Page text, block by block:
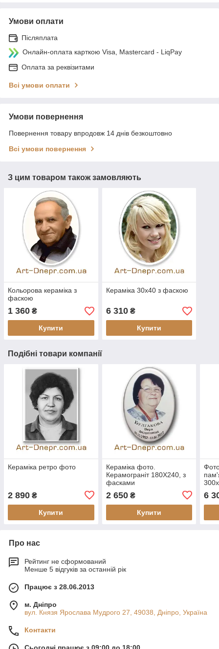
Умови оплати
Післяплата
Онлайн-оплата карткою Visa, Mastercard - LiqPay
Оплата за реквізитами
Всі умови оплати
Умови повернення
Повернення товару впродовж 14 днів безкоштовно
Всі умови повернення
З цим товаром також замовляють
Кольорова кераміка з
фаскою
1 360 ₴
Купити
Кераміка 30х40 з фаскою
6 310₴
Купити
Подібні товари компанії
Кераміка ретро фото
2 890 ₴
Купити
Кераміка фото.
Керамограніт 180Х240, з
фасками
2 650₴
Купити
6
Про нас
Рейтинг не сформований
Менше 5 відгуків за останній рік
Працює з 28.06.2013
м. Дніпро
вул. Князя Ярослава Мудрого 27, 49038, Дніпро, Україна
Контакти